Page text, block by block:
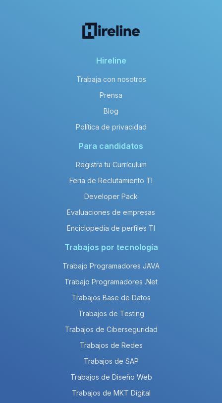
Hireline
Trabaja con nosotros
Prensa
Blog
Política de privacidad
Para candidatos
Registra tu Currículum
Feria de Reclutamiento TI
Developer Pack
Evaluaciones de empresas
Enciclopedia de perfiles TI
Trabajos por tecnología
Trabajo Programadores JAVA
Trabajo Programadores .Net
Trabajos Base de Datos
Trabajos de Testing
Trabajos de Ciberseguridad
Trabajos de Redes
Trabajos de SAP
Trabajos de Diseño Web
Trabajos de MKT Digital